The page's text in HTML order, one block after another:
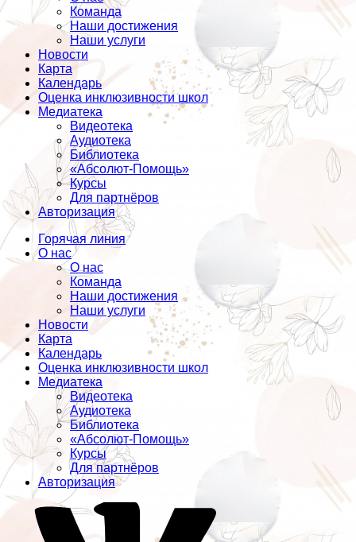
Команда
Наши достижения
Наши услуги
Новости
Карта
Календарь
Оценка инклюзивности школ
Медиатека
Видеотека
Аудиотека
Библиотека
«Абсолют-Помощь»
Курсы
Для партнёров
Авторизация
Горячая линия
О нас
О нас
Команда
Наши достижения
Наши услуги
Новости
Карта
Календарь
Оценка инклюзивности школ
Медиатека
Видеотека
Аудиотека
Библиотека
«Абсолют-Помощь»
Курсы
Для партнёров
Авторизация